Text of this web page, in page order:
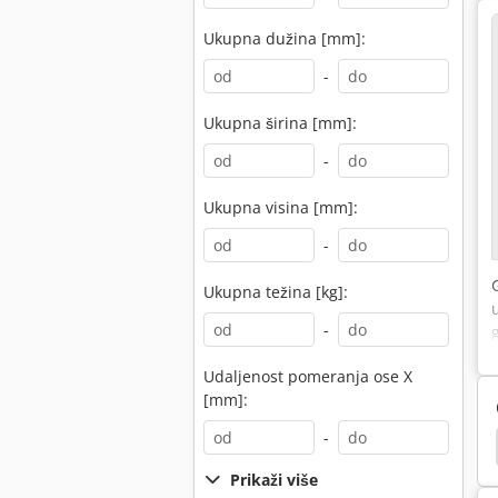
Ukupna dužina [mm]:
-
Ukupna širina [mm]:
-
Ukupna visina [mm]:
-
Ukupna težina [kg]:
-
Udaljenost pomeranja ose X
[mm]:
-
Prikaži više
Kolonu Neprekidno Bušenja Mašina Alzmetall